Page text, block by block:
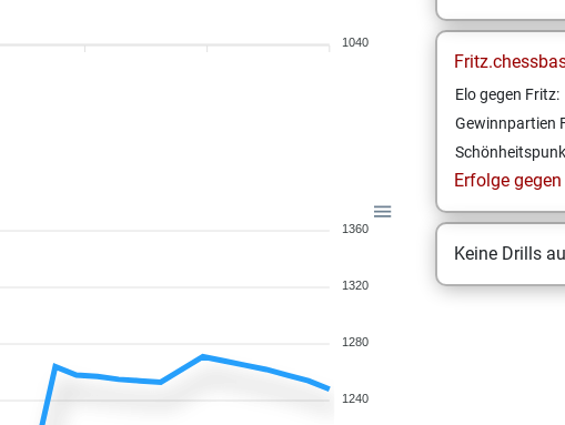
1040
1360
1320
1280
1240
Elo gegen Fritz:
Gewinnpartien
Erfolge
Keine Drills